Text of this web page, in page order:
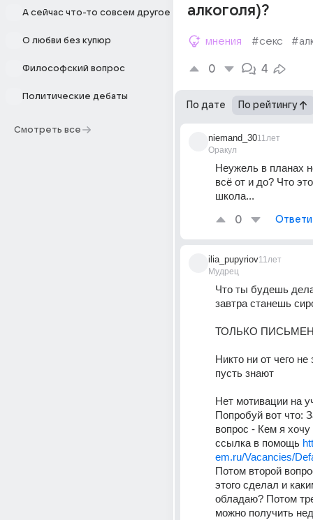
А сейчас что-то совсем другое
О любви без купюр
Философский вопрос
Политические дебаты
Смотреть все
алкоголя)?
мнения #секс
0 4
По дате По рейтингу
niemand_30
Оракул
11лет
Неужель в планах
всё от и до? Что
школа...
0
ilia_pupyriov
Мудрец
11лет
Что ты будешь
завтра станешь
ТОЛЬКО
Никто ни от чего не
пусть знают
Нет мотивации на
Попробуй вот что:
вопрос - Кем я хочу
ссылка в помощь
em.ru/Vacancies/
Потом второй
этого сделал и
обладаю? Потом
можно получить